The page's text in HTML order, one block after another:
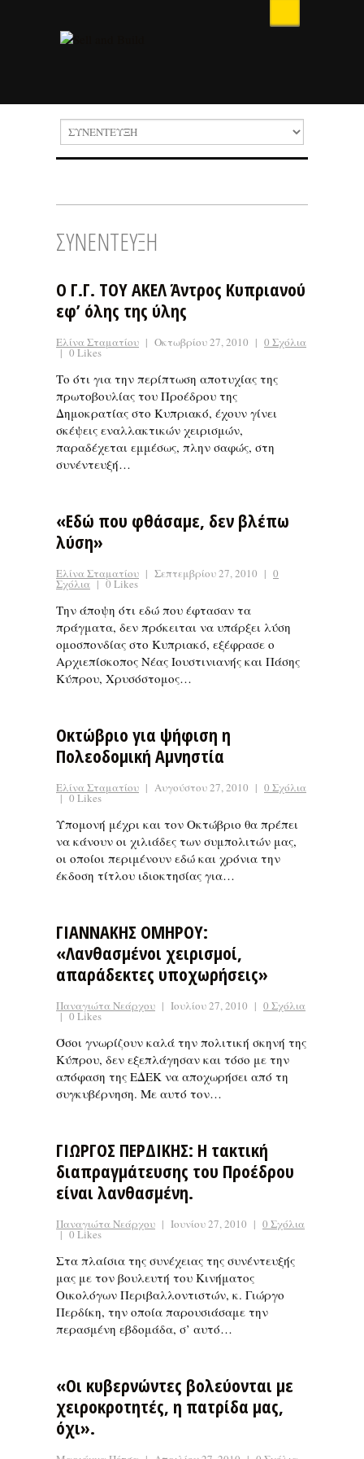
ΣΥΝΕΝΤΕΥΞΗ
Ο Γ.Γ. ΤΟΥ ΑΚΕΛ Άντρος Κυπριανού
εφ’ όλης της ύλης
Ελίνα Σταματίου | Οκτωβρίου 27, 2010 | 0 Σχόλια
| 0 Likes
Το ότι για την περίπτωση αποτυχίας της
πρωτοβουλίας του Προέδρου της
Δημοκρατίας στο Κυπριακό, έχουν γίνει
σκέψεις εναλλακτικών χειρισμών,
παραδέχεται εμμέσως, πλην σαφώς, στη
συνέντευξή…
«Εδώ που φθάσαμε, δεν βλέπω
λύση»
Ελίνα Σταματίου | Σεπτεμβρίου 27, 2010 | 0
Σχόλια | 0 Likes
Την άποψη ότι εδώ που έφτασαν τα
πράγματα, δεν πρόκειται να υπάρξει λύση
ομοσπονδίας στο Κυπριακό, εξέφρασε ο
Αρχιεπίσκοπος Νέας Ιουστινιανής και Πάσης
Κύπρου, Χρυσόστομος…
Οκτώβριο για ψήφιση η
Πολεοδομική Αμνηστία
Ελίνα Σταματίου | Αυγούστου 27, 2010 | 0 Σχόλια
| 0 Likes
Υπομονή μέχρι και τον Οκτώβριο θα πρέπει
να κάνουν οι χιλιάδες των συμπολιτών μας,
οι οποίοι περιμένουν εδώ και χρόνια την
έκδοση τίτλου ιδιοκτησίας για…
ΓΙΑΝΝΑΚΗΣ ΟΜΗΡΟΥ:
«Λανθασμένοι χειρισμοί,
απαράδεκτες υποχωρήσεις»
Παναγιώτα Νεάρχου | Ιουλίου 27, 2010 | 0 Σχόλια
| 0 Likes
Όσοι γνωρίζουν καλά την πολιτική σκηνή της
Κύπρου, δεν εξεπλάγησαν και τόσο με την
απόφαση της ΕΔΕΚ να αποχωρήσει από τη
συγκυβέρνηση. Με αυτό τον…
ΓΙΩΡΓΟΣ ΠΕΡΔΙΚΗΣ: Η τακτική
διαπραγμάτευσης του Προέδρου
είναι λανθασμένη.
Παναγιώτα Νεάρχου | Ιουνίου 27, 2010 | 0 Σχόλια
| 0 Likes
Στα πλαίσια της συνέχειας της συνέντευξής
μας με τον βουλευτή του Κινήματος
Οικολόγων Περιβαλλοντιστών, κ. Γιώργο
Περδίκη, την οποία παρουσιάσαμε την
περασμένη εβδομάδα, σ’ αυτό…
«Οι κυβερνώντες βολεύονται με
χειροκροτητές, η πατρίδα μας,
όχι».